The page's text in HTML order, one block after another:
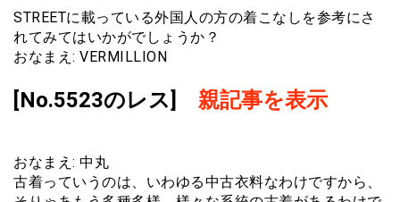
STREETに載っている外国人の方の着こなしを参考にさ
れてみてはいかがでしょうか？
おなまえ: VERMILLION
[No.5523のレス] 親記事を表示
おなまえ: 中丸
古着っていうのは、いわゆる中古衣料なわけですから、